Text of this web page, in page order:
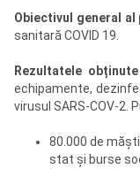
Obiectivul general
sanitară COVID 19.
Rezultatele
echipamente,
virusul SARS-COV-
80.000 de
stat și burse